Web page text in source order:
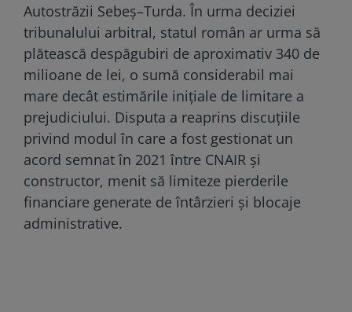
Autostrăzii Sebeș–Turda. În urma deciziei
tribunalului arbitral, statul român ar urma să
plătească despăgubiri de aproximativ 340 de
milioane de lei, o sumă considerabil mai
mare decât estimările inițiale de limitare a
prejudiciului. Disputa a reaprins discuțiile
privind modul în care a fost gestionat un
acord semnat în 2021 între CNAIR și
constructor, menit să limiteze pierderile
financiare generate de întârzieri și blocaje
administrative.